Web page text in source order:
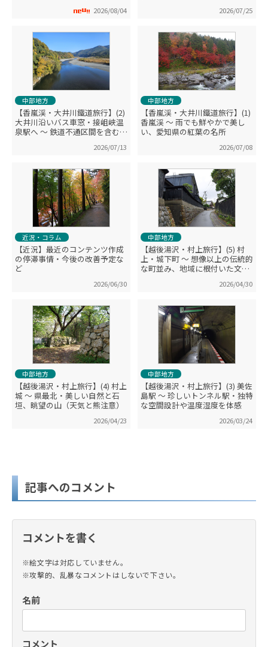
2026/08/04 2026/07/25
中部地方
【香嵐渓・大井川鐵道旅行】(2)
大井川沿いバス車窓・接岨峡温
泉駅へ ～ 鉄道不通区間を含む沿
2026/07/13
中部地方
【香嵐渓・大井川鐵道旅行】(1)
香嵐渓 ～ 雨でも鮮やかで美し
い、愛知県の紅葉の名所
2026/07/08
近況・コラム
【近況】最近のコンテンツ作成
の停滞事情・今後の改善予定な
ど
2026/06/30
中部地方
【越後湯沢・村上旅行】(5) 村
上・城下町 ～ 想像以上の伝統的
な町並み、地域に根付いた文
2026/04/30
中部地方
【越後湯沢・村上旅行】(4) 村上
城 ～ 県最北・美しい自然と石
垣、眺望の山（天気と熊注意）
2026/04/23
中部地方
【越後湯沢・村上旅行】(3) 美佐
島駅 ～ 珍しいトンネル駅・独特
な空間設計や温度湿度を体感
2026/03/24
記事へのコメント
コメントを書く
※絵文字は対応していません。
※攻撃的、乱暴なコメントはしないで下さい。
名前
コメント